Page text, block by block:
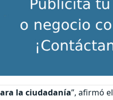
la ciudadanía”, afirmó el